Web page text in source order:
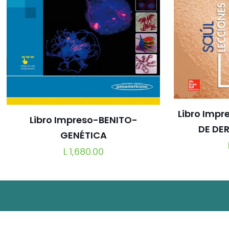
Cirugía para el cáncer ovárico precoz.
Capítulo 13.-
Cirugía para el cáncer ovárico
Capítulo 14.-Cirugía vulvar e inguinal.
Capítulo 15.-Exenteración pélvica.
Capítulo 16.-Exenteración anterior: la técnica de
Procedimientos reconstructivos
Capítulo 18.-Procedimientos gastrointestinales en la
Procedimientos gastrointestinales en la
Capítulo 20.-
Cirugía reconstructiva para el
Libro Impreso-BENITO-
GENÉTICA
L1,680.00
Libro
DE